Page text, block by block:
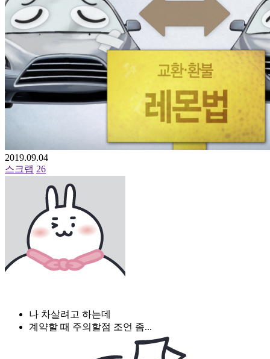
2019.09.04
스크랩 26
나 차살려고 하는데
계약할 때 주의할점 조언 좀...